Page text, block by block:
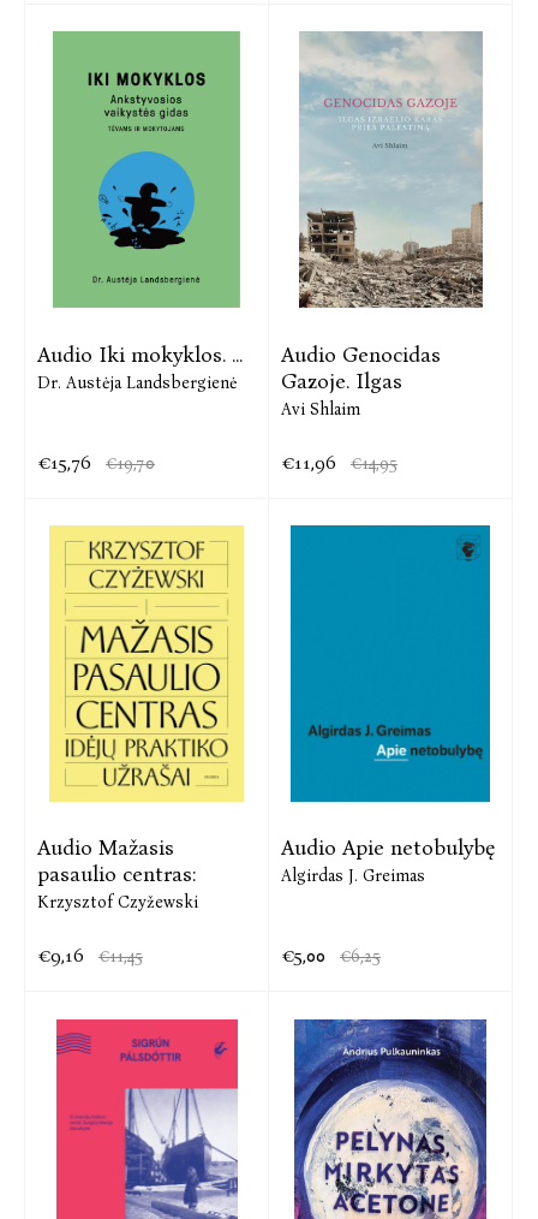
Audio Iki mokyklos. ...
Dr. Austėja Landsbergienė
€15,76 €19,70
Audio Genocidas
Gazoje. Ilgas
Avi Shlaim
€11,96 €14,95
Audio Mažasis
pasaulio centras:
Krzysztof Czyžewski
€9,16 €11,45
Audio Apie netobulybę
Algirdas J. Greimas
€5,00 €6,25